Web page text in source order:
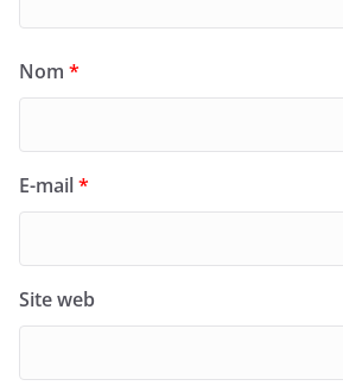
Nom *
E-mail*
Site web